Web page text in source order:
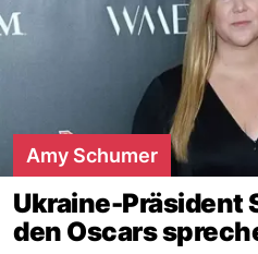
Amy Schumer
Ukraine-Präsident
den Oscars